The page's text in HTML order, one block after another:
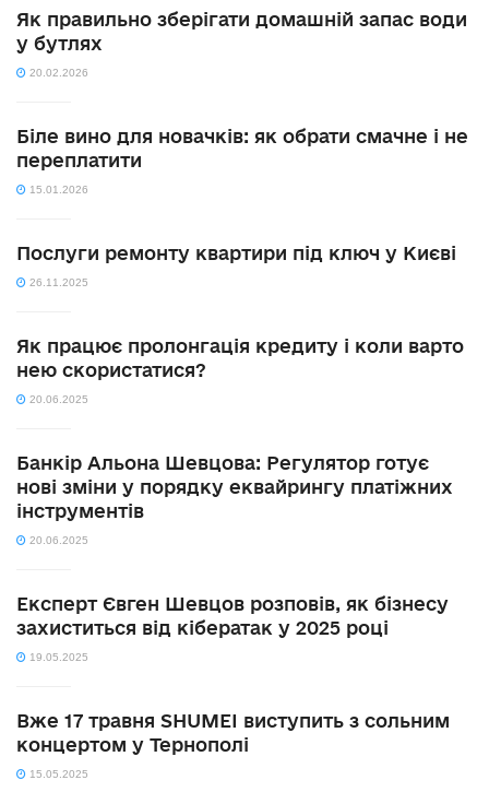
Як правильно зберігати домашній запас води
у бутлях
20.02.2026
Біле вино для новачків: як обрати смачне і не
переплатити
15.01.2026
Послуги ремонту квартири під ключ у Києві
26.11.2025
Як працює пролонгація кредиту і коли варто
нею скористатися?
20.06.2025
Банкір Альона Шевцова: Регулятор готує
нові зміни у порядку еквайрингу платіжних
інструментів
20.06.2025
Експерт Євген Шевцов розповів, як бізнесу
захиститься від кібератак у 2025 році
19.05.2025
Вже 17 травня SHUMEI виступить з сольним
концертом у Тернополі
15.05.2025